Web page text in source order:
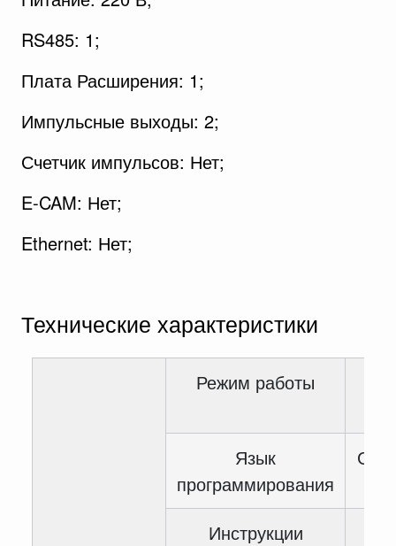
RS485: 1;
Плата Расширения: 1;
Импульсные выходы: 2;
Счетчик импульсов: Нет;
E-CAM: Нет;
Ethernet: Нет;
Технические характеристики
Режим работы
Язык
программирования
Инструкции